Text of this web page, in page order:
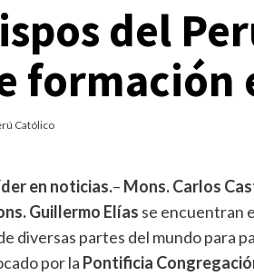
del
formación
Católico
en noticias.– Mons. Carlos
Guillermo Elías se encuentran
diversas partes del mundo para
por la Pontificia